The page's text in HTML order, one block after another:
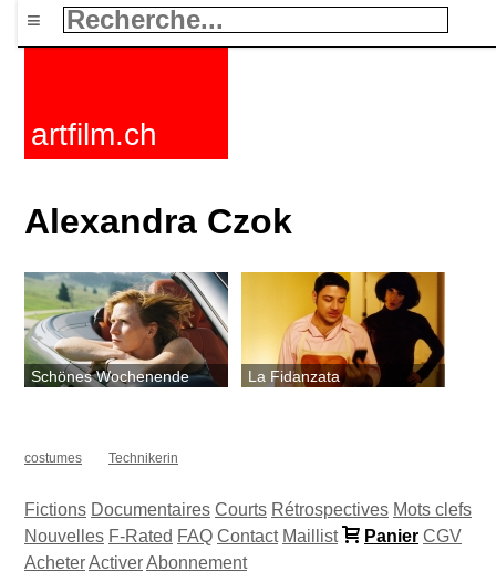
≡
artfilm.ch
Alexandra Czok
Schönes Wochenende La Fidanzata
costumes Technikerin
Fictions Documentaires Courts Rétrospectives Mots clefs
Nouvelles F-Rated FAQ Contact Maillist Panier CGV
AcheterActiverAbonnement